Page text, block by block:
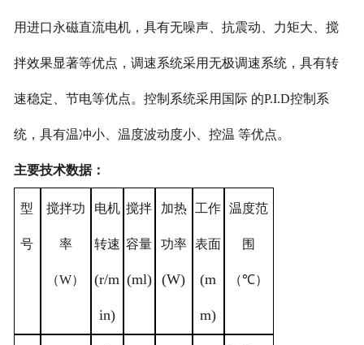
用进口永磁直流电机，具有无噪声、抗震动、力矩大、搅
拌效果显著等优点，调速系统采用无极调速系统，具有转
速稳定、节电等优点。控制系统采用国际 的P.I.D控制系
统，具有温冲小、温度波动度小、控温 等优点。
主要技术数据：
型
号
搅拌功
率
（W）
电机
转速
(r/m
in)
搅拌
容量
(ml)
加热
功率
(W)
工作
表面
(m
m)
温度范
围
（℃）